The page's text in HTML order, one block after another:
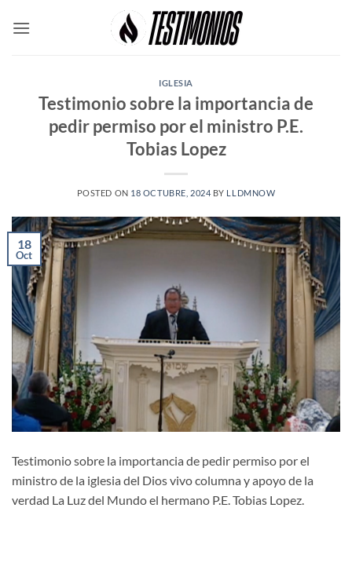
IGLESIA
Testimonio sobre la importancia de
pedir permiso por el ministro P.E.
Tobias Lopez
POSTED ON 18 OCTUBRE, 2024 BY LLDMNOW
18
Oct
Testimonio sobre la importancia de pedir permiso por el
ministro de la iglesia del Dios vivo columna y apoyo de la
verdad La Luz del Mundo el hermano P.E. Tobias Lopez.